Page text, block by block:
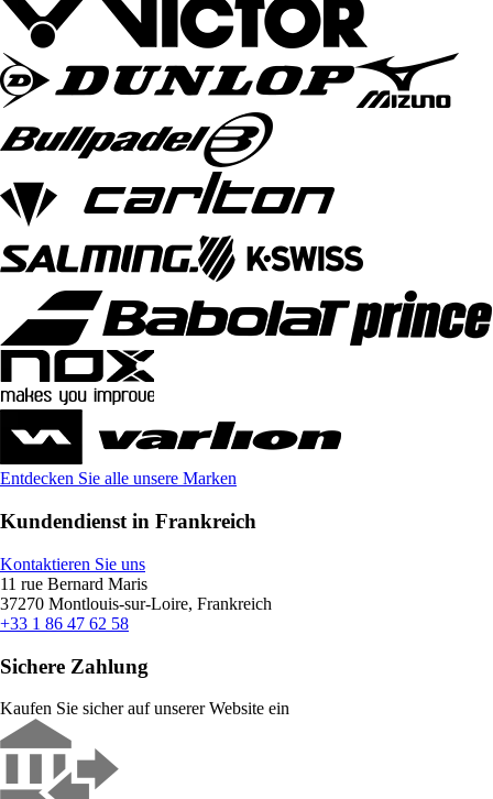
Entdecken Sie alle unsere Marken
Kundendienst in Frankreich
Kontaktieren Sie uns
11 rue Bernard Maris
37270 Montlouis-sur-Loire, Frankreich
+33 1 86 47 62 58
Sichere Zahlung
Kaufen Sie sicher auf unserer Website ein